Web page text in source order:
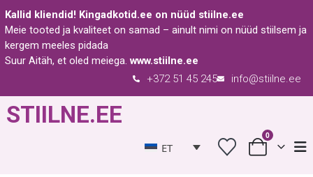
Kallid kliendid! Kingadkotid.ee on nüüd stiilne.ee
Meie tooted ja kvaliteet on samad – ainult nimi on nüüd stiilsem ja
kergem meeles pidada
Suur Aitäh, et oled meiega.www.stiilne.ee
info@stiilne.ee
+372 51 45 245
STIILNE.EE
ET
0